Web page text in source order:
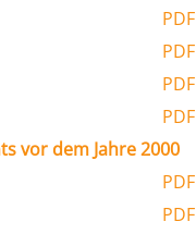
PDF
PDF
PDF
PDF
vor dem Jahre 2000
PDF
PDF